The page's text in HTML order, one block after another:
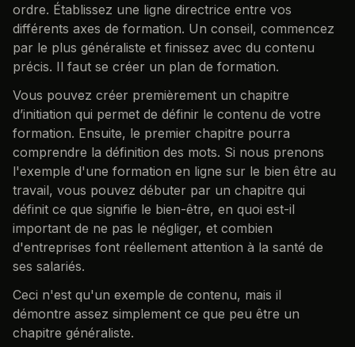
ordre. Établissez une ligne directrice entre vos
différents axes de formation. Un conseil, commencez
par le plus généraliste et finissez avec du contenu
précis. Il faut se créer un plan de formation.
Vous pouvez créer premièrement un chapitre
d’initiation qui permet de définir le contenu de votre
formation. Ensuite, le premier chapitre pourra
comprendre la définition des mots. Si nous prenons
l'exemple d'une formation en ligne sur le bien être au
travail, vous pouvez débuter par un chapitre qui
définit ce que signifie le bien-être, en quoi est-il
important de ne pas le négliger, et combien
d'entreprises font réellement attention à la santé de
ses salariés.
Ceci n'est qu'un exemple de contenu, mais il
démontre assez simplement ce que peu être un
chapitre généraliste.